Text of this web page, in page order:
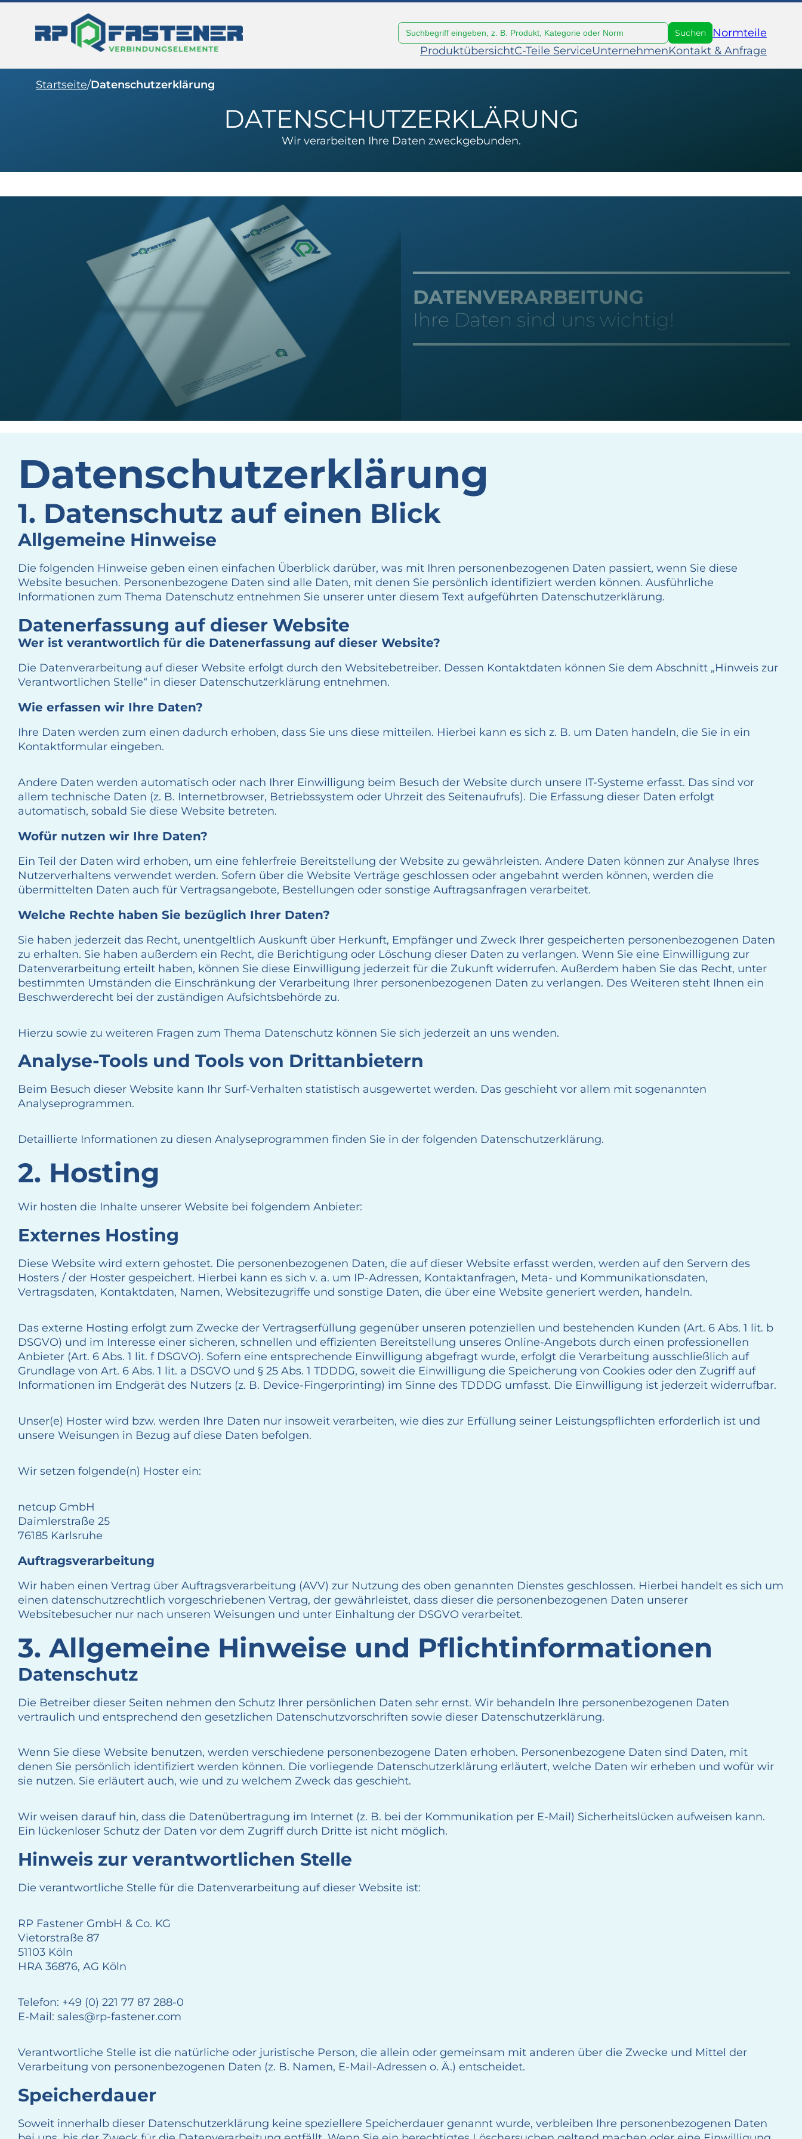
Search
for:
Normteile
ProduktübersichtC-Teile ServiceUnternehmenKontakt & Anfrage
Startseite/Datenschutzerklärung
DATENSCHUTZERKLÄRUNG
Wir verarbeiten Ihre Daten zweckgebunden.
DATENVERARBEITUNG
Ihre Daten sind uns wichtig!
Datenschutz­erklärung
1. Datenschutz auf einen Blick
Allgemeine Hinweise
Die folgenden Hinweise geben einen einfachen Überblick darüber, was mit Ihren personenbezogenen Daten passiert, wenn Sie diese
Website besuchen. Personenbezogene Daten sind alle Daten, mit denen Sie persönlich identifiziert werden können. Ausführliche
Informationen zum Thema Datenschutz entnehmen Sie unserer unter diesem Text aufgeführten Datenschutzerklärung.
Datenerfassung auf dieser Website
Wer ist verantwortlich für die Datenerfassung auf dieser Website?
Die Datenverarbeitung auf dieser Website erfolgt durch den Websitebetreiber. Dessen Kontaktdaten können Sie dem Abschnitt „Hinweis zur
Verantwortlichen Stelle“ in dieser Datenschutzerklärung entnehmen.
Wie erfassen wir Ihre Daten?
Ihre Daten werden zum einen dadurch erhoben, dass Sie uns diese mitteilen. Hierbei kann es sich z. B. um Daten handeln, die Sie in ein
Kontaktformular eingeben.
Andere Daten werden automatisch oder nach Ihrer Einwilligung beim Besuch der Website durch unsere IT-Systeme erfasst. Das sind vor
allem technische Daten (z. B. Internetbrowser, Betriebssystem oder Uhrzeit des Seitenaufrufs). Die Erfassung dieser Daten erfolgt
automatisch, sobald Sie diese Website betreten.
Wofür nutzen wir Ihre Daten?
Ein Teil der Daten wird erhoben, um eine fehlerfreie Bereitstellung der Website zu gewährleisten. Andere Daten können zur Analyse Ihres
Nutzerverhaltens verwendet werden. Sofern über die Website Verträge geschlossen oder angebahnt werden können, werden die
übermittelten Daten auch für Vertragsangebote, Bestellungen oder sonstige Auftragsanfragen verarbeitet.
Welche Rechte haben Sie bezüglich Ihrer Daten?
Sie haben jederzeit das Recht, unentgeltlich Auskunft über Herkunft, Empfänger und Zweck Ihrer gespeicherten personenbezogenen Daten
zu erhalten. Sie haben außerdem ein Recht, die Berichtigung oder Löschung dieser Daten zu verlangen. Wenn Sie eine Einwilligung zur
Datenverarbeitung erteilt haben, können Sie diese Einwilligung jederzeit für die Zukunft widerrufen. Außerdem haben Sie das Recht, unter
bestimmten Umständen die Einschränkung der Verarbeitung Ihrer personenbezogenen Daten zu verlangen. Des Weiteren steht Ihnen ein
Beschwerderecht bei der zuständigen Aufsichtsbehörde zu.
Hierzu sowie zu weiteren Fragen zum Thema Datenschutz können Sie sich jederzeit an uns wenden.
Analyse-Tools und Tools von Dritt­anbietern
Beim Besuch dieser Website kann Ihr Surf-Verhalten statistisch ausgewertet werden. Das geschieht vor allem mit sogenannten
Analyseprogrammen.
Detaillierte Informationen zu diesen Analyseprogrammen finden Sie in der folgenden Datenschutzerklärung.
2. Hosting
Wir hosten die Inhalte unserer Website bei folgendem Anbieter:
Externes Hosting
Diese Website wird extern gehostet. Die personenbezogenen Daten, die auf dieser Website erfasst werden, werden auf den Servern des
Hosters / der Hoster gespeichert. Hierbei kann es sich v. a. um IP-Adressen, Kontaktanfragen, Meta- und Kommunikationsdaten,
Vertragsdaten, Kontaktdaten, Namen, Websitezugriffe und sonstige Daten, die über eine Website generiert werden, handeln.
Das externe Hosting erfolgt zum Zwecke der Vertragserfüllung gegenüber unseren potenziellen und bestehenden Kunden (Art. 6 Abs. 1 lit. b
DSGVO) und im Interesse einer sicheren, schnellen und effizienten Bereitstellung unseres Online-Angebots durch einen professionellen
Anbieter (Art. 6 Abs. 1 lit. f DSGVO). Sofern eine entsprechende Einwilligung abgefragt wurde, erfolgt die Verarbeitung ausschließlich auf
Grundlage von Art. 6 Abs. 1 lit. a DSGVO und § 25 Abs. 1 TDDDG, soweit die Einwilligung die Speicherung von Cookies oder den Zugriff auf
Informationen im Endgerät des Nutzers (z. B. Device-Fingerprinting) im Sinne des TDDDG umfasst. Die Einwilligung ist jederzeit widerrufbar.
Unser(e) Hoster wird bzw. werden Ihre Daten nur insoweit verarbeiten, wie dies zur Erfüllung seiner Leistungspflichten erforderlich ist und
unsere Weisungen in Bezug auf diese Daten befolgen.
Wir setzen folgende(n) Hoster ein:
netcup GmbH
Daimlerstraße 25
76185 Karlsruhe
Auftragsverarbeitung
Wir haben einen Vertrag über Auftragsverarbeitung (AVV) zur Nutzung des oben genannten Dienstes geschlossen. Hierbei handelt es sich um
einen datenschutzrechtlich vorgeschriebenen Vertrag, der gewährleistet, dass dieser die personenbezogenen Daten unserer
Websitebesucher nur nach unseren Weisungen und unter Einhaltung der DSGVO verarbeitet.
3. Allgemeine Hinweise und Pflicht­informationen
Datenschutz
Die Betreiber dieser Seiten nehmen den Schutz Ihrer persönlichen Daten sehr ernst. Wir behandeln Ihre personenbezogenen Daten
vertraulich und entsprechend den gesetzlichen Datenschutzvorschriften sowie dieser Datenschutzerklärung.
Wenn Sie diese Website benutzen, werden verschiedene personenbezogene Daten erhoben. Personenbezogene Daten sind Daten, mit
denen Sie persönlich identifiziert werden können. Die vorliegende Datenschutzerklärung erläutert, welche Daten wir erheben und wofür wir
sie nutzen. Sie erläutert auch, wie und zu welchem Zweck das geschieht.
Wir weisen darauf hin, dass die Datenübertragung im Internet (z. B. bei der Kommunikation per E-Mail) Sicherheitslücken aufweisen kann.
Ein lückenloser Schutz der Daten vor dem Zugriff durch Dritte ist nicht möglich.
Hinweis zur verantwortlichen Stelle
Die verantwortliche Stelle für die Datenverarbeitung auf dieser Website ist:
RP Fastener GmbH & Co. KG
Vietorstraße 87
51103 Köln
HRA 36876, AG Köln
Telefon: +49 (0) 221 77 87 288-0
E-Mail: sales@rp-fastener.com
Verantwortliche Stelle ist die natürliche oder juristische Person, die allein oder gemeinsam mit anderen über die Zwecke und Mittel der
Verarbeitung von personenbezogenen Daten (z. B. Namen, E-Mail-Adressen o. Ä.) entscheidet.
Speicherdauer
Soweit innerhalb dieser Datenschutzerklärung keine speziellere Speicherdauer genannt wurde, verbleiben Ihre personenbezogenen Daten